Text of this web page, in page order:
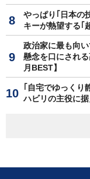
やっぱり｢日本の
キーが熱望する｢
政治家に最も向
懸念を口にされ
月BEST】
｢自宅でゆっく
ハビリの主役に